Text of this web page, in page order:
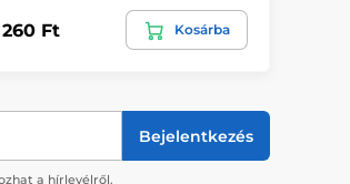
Ft Kosárba
Bejelentkezés
a hírlevélről.